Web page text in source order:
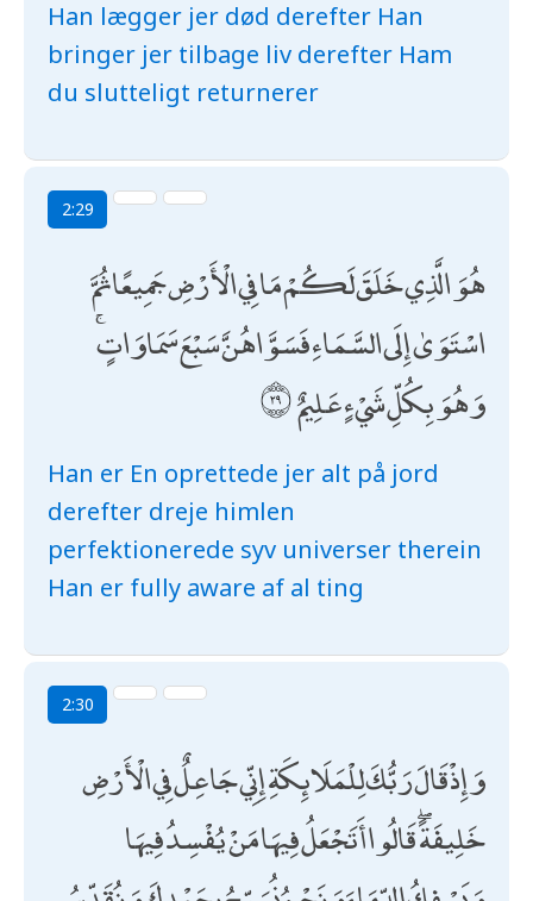
Han lægger jer død derefter Han
bringer jer tilbage liv derefter Ham
du slutteligt returnerer
2:29
هُوَ الَّذِي خَلَقَ لَكُمْ مَا فِي الْأَرْضِ جَمِيعًا ثُمَّ
اسْتَوَىٰ إِلَى السَّمَاءِ فَسَوَّاهُنَّ سَبْعَ سَمَاوَاتٍ ۚ
وَهُوَ بِكُلِّ شَيْءٍ عَلِيمٌ
Han er En oprettede jer alt på jord
derefter dreje himlen
perfektionerede syv universer therein
Han er fully aware af al ting
2:30
وَإِذْ قَالَ رَبُّكَ لِلْمَلَائِكَةِ إِنِّي جَاعِلٌ فِي الْأَرْضِ
خَلِيفَةً ۖ قَالُوا أَتَجْعَلُ فِيهَا مَنْ يُفْسِدُ فِيهَا